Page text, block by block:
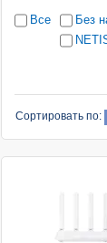
Все Без
Сортировать по: